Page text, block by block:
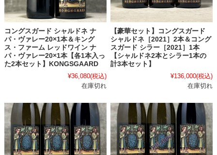
コングスガード シャルドネ ナ
パ・ヴァレー20×1本＆キング
ス・ファーム レッドワイン ナ
パ・ヴァレー20×1本【各1本入っ
た2本セット】KONGSGAARD
¥36,080(税込)
在庫切れ
【豪華セット】コングスガード
シャルドネ［2021］2本＆コング
スガード シラー［2021］1本
【シャルドネ2本とシラー1本の
計3本セット】
¥136,000(税込)
在庫切れ